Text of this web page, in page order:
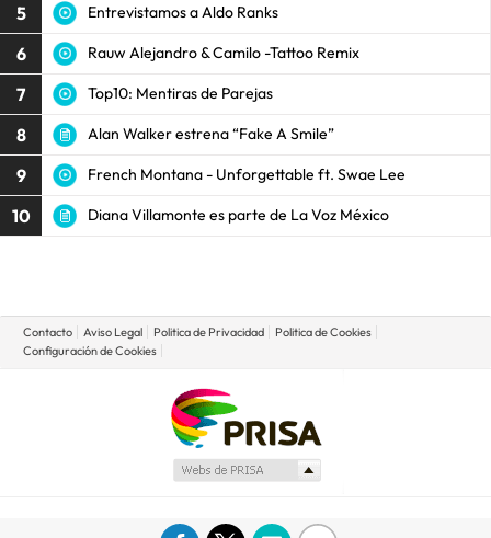
5 Entrevistamos a Aldo Ranks
6 Rauw Alejandro & Camilo -Tattoo Remix
7 Top10: Mentiras de Parejas
8 Alan Walker estrena “Fake A Smile”
9 French Montana - Unforgettable ft. Swae Lee
10 Diana Villamonte es parte de La Voz México
Contacto Aviso Legal Politica de Privacidad
Politica de Cookies
Configuración de Cookies